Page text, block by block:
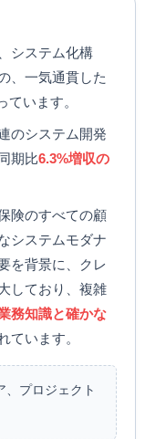
システム化構
、一気通貫した
ています。
のシステム開発
期比6.3%増収の
険のすべての顧
システムモダナ
を背景に、クレ
しており、複雑
務知識と確かな
ています。
、プロジェクト